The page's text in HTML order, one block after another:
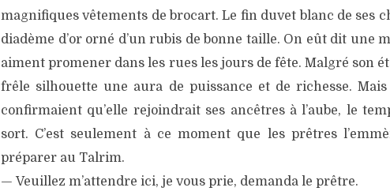
magnifiques vêtements de brocart. Le fin duvet blanc de ses
diadème d’or orné d’un rubis de bonne taille. On eût dit une
aiment promener dans les rues les jours de fête. Malgré son
frêle silhouette une aura de puissance et de richesse.
confirmaient qu’elle rejoindrait ses ancêtres à l’aube, le
sort. C’est seulement à ce moment que les prêtres
préparer au Talrim.
— Veuillez m’attendre ici, je vous prie, demanda le prêtre.